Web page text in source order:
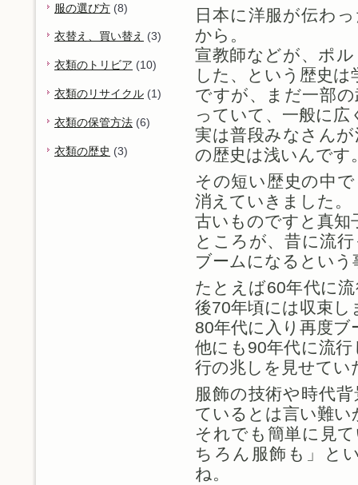
服の選び方 (8)
衣替え、買い替え (3)
衣類のトリビア (10)
衣類のリサイクル (1)
衣類の保管方法 (6)
衣類の歴史 (3)
日本に洋服が伝わ
から。
宣教師などが、ポ
した、という歴史
ですが、まだ一部
っていて、一般に
実は普段みなさん
の歴史は浅いんです
その短い歴史の中
消えていきました。
古いものですと真知
ところが、昔に流
ブームになるとい
たとえば60年代に
後70年頃には収束し
80年代に入り再度
他にも90年代に流
行の兆しを見せてい
服飾の技術や時代
ているとは言い難
それでも簡単に見
ちろん服飾も」と
ね。